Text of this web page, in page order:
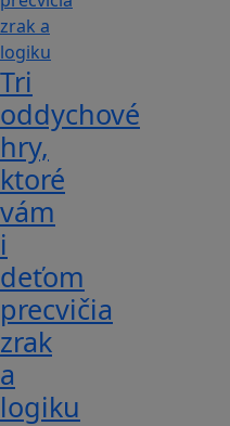
Tri
oddychové
hry,
ktoré
vám
i
deťom
precvičia
zrak
a
logiku